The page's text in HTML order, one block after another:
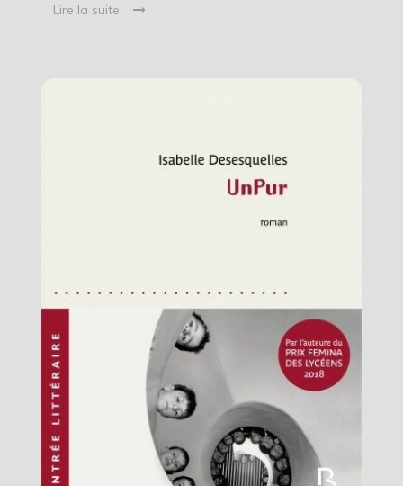
Lire la suite